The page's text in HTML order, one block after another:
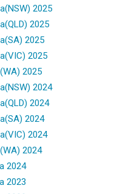
2025
2025
2025
2025
2025
2024
2024
2024
2024
2024
2024
2023